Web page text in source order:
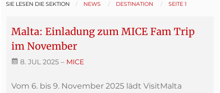
SIE LESEN DIE SEKTION NEWS DESTINATION SEITE 1
Malta: Einladung zum MICE Fam Trip
im November
8. JUL 2025 – MICE
Vom 6. bis 9. November 2025 lädt VisitMalta